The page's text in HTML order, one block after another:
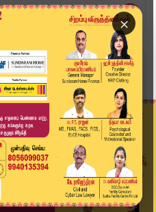
×
செய்யும் விஜய்.....